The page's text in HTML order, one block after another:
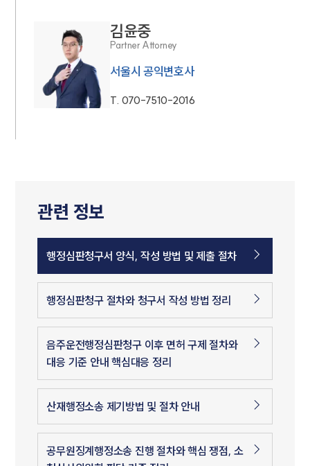
김윤중
Partner Attorney
서울시 공익변호사
T. 070-7510-2016
관련 정보
행정심판청구서 양식, 작성 방법 및 제출 절차
행정심판청구 절차와 청구서 작성 방법 정리
음주운전행정심판청구 이후 면허 구제 절차와
대응 기준 안내 핵심대응 정리
산재행정소송 제기방법 및 절차 안내
공무원징계행정소송 진행 절차와 핵심 쟁점, 소